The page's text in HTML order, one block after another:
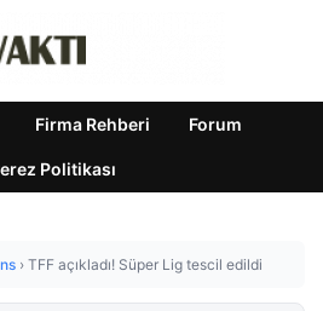
Firma Rehberi Forum
Politikası
› TFF açıkladı! Süper Lig tescil edildi